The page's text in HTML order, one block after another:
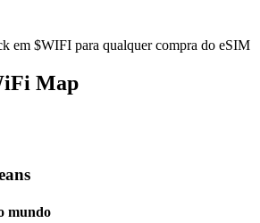
em $WIFI para qualquer compra do eSIM
Map
mundo